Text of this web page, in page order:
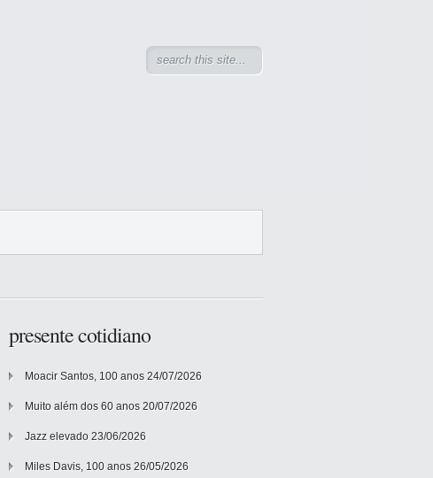
presente cotidiano
Moacir Santos, 100 anos 24/07/2026
Muito além dos 60 anos 20/07/2026
Jazz elevado 23/06/2026
Miles Davis, 100 anos 26/05/2026